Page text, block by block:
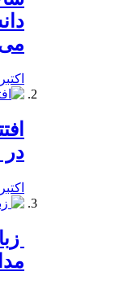
اکتبر 22, 2019
اکتبر 22, 2019